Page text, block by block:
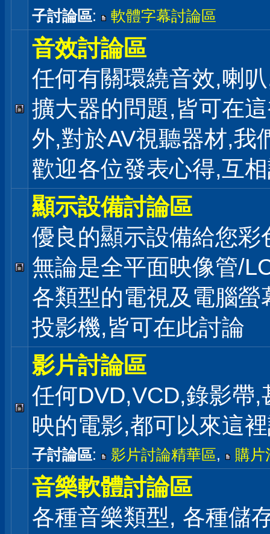
子討論區: 軟體字幕討論區
音效討論區
任何有關環繞音效,喇
擴大器的問題,皆可在
外,對於AV視聽器材,我
歡迎各位發表心得,互
顯示設備討論區
優良的顯示設備給您彩
無論是全平面映像管/
各類型的電視及電腦螢
投影機,皆可在此討論
影片討論區
任何DVD,VCD,錄影帶,
映的電影,都可以來這
子討論區: 影片討論精華區, 購片
音樂軟體討論區
各種音樂類型, 各種儲